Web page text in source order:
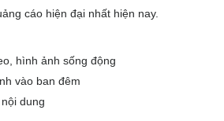
cáo hiện đại nhất hiện nay.
hình ảnh sống động
vào ban đêm
dung